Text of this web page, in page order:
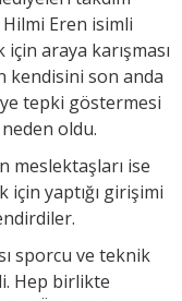
Eren isimli
araya karışması
kendisini son anda
tepki göstermesi
oldu.
meslektaşları ise
için yaptığı girişimi
sporcu ve teknik
Hep birlikte